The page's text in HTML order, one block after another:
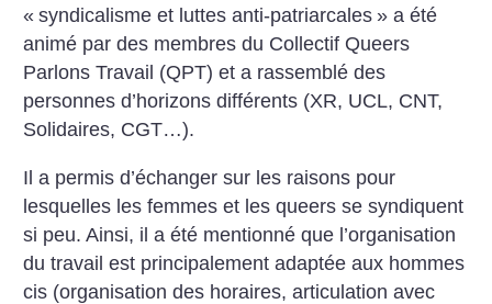
« syndicalisme et luttes anti-patriarcales » a été
animé par des membres du Collectif Queers
Parlons Travail (QPT) et a rassemblé des
personnes d’horizons différents (XR, UCL, CNT,
Solidaires, CGT…).
Il a permis d’échanger sur les raisons pour
lesquelles les femmes et les queers se syndiquent
si peu. Ainsi, il a été mentionné que l’organisation
du travail est principalement adaptée aux hommes
cis (organisation des horaires, articulation avec